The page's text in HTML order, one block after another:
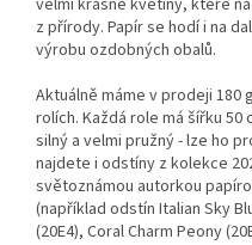
z přírody. Papír se hodí i na
výrobu ozdobných obalů.
Aktuálně máme v prodeji
rolích. Každá role má šířku 50
silný a velmi pružný - lze ho
najdete i odstíny z kolekce
světoznámou autorkou
(například odstín Italian Sky
(20E4), Coral Charm Peony